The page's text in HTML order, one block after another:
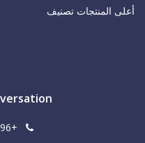
أعلى المنتجات تصنيف
+963969999696